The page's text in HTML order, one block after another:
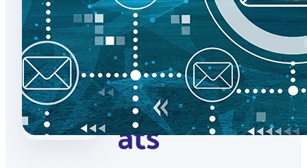
d’Approly
s
Centr’Ach
ats